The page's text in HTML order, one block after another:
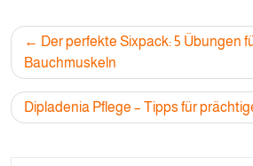
Post
navigation
Der perfekte Sixpack: 5 Übungen
Bauchmuskeln
Dipladenia Pflege – Tipps für